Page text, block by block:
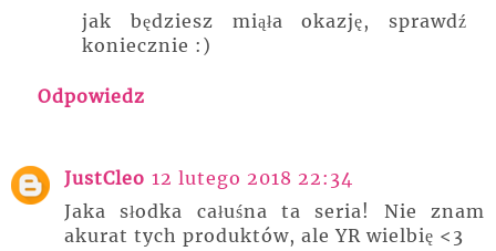
jak będziesz miąła okazję, sprawdź
koniecznie :)
Odpowiedz
JustCleo 12 lutego 2018 22:34
Jaka słodka całuśna ta seria! Nie znam
akurat tych produktów, ale YR wielbię <3